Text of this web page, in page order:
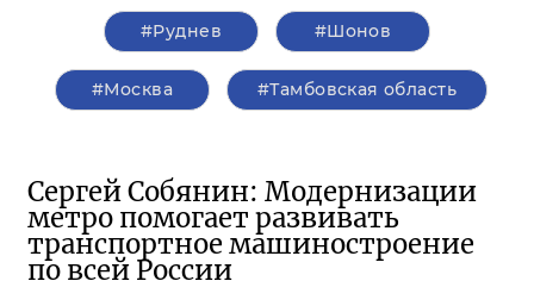
#Руднев #Шонов
#Москва #Тамбовская область
Сергей Собянин: Модернизации
метро помогает развивать
транспортное машиностроение
по всей России